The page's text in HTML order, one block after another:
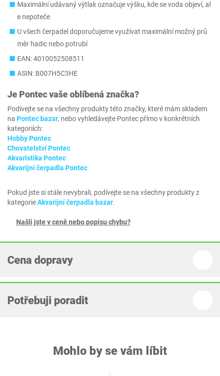
Maximální udávaný výtlak označuje výšku, kde se voda objeví, al
e nepoteče
U všech čerpadel doporučujeme využívat maximální možný prů
měr hadic nebo potrubí
EAN: 4010052508511
ASIN: B007H5C3HE
Je Pontecvaše oblíbená značka?
Podívejte se na všechny produkty této značky, které mám skladem
na Pontec bazar, nebo vyhledávejte Pontec přímo v konkrétních
kategoriích:
Hobby Pontec
Chovatelství Pontec
Akvaristika Pontec
Akvarijní čerpadla Pontec
Pokud jste si stále nevybrali, podívejte se na všechny produkty z
kategorieAkvarijní čerpadla bazar.
Našli jste v ceně nebo popisu chybu?
Cena dopravy
Potřebuji poradit
Mohlo by se vám líbit